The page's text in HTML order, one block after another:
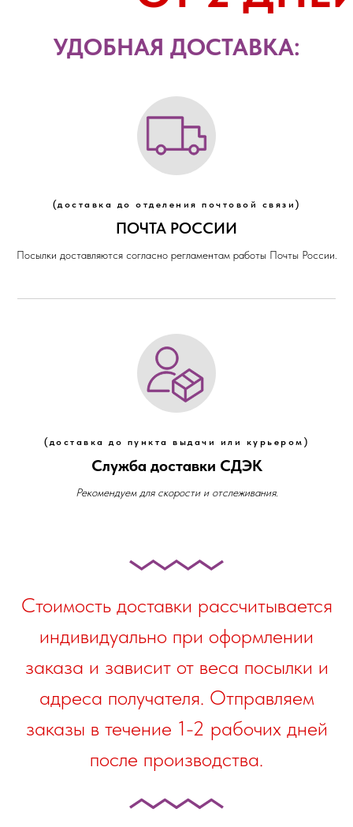
УДОБНАЯ ДОСТАВКА:
(доставка до отделения почтовой связи)
ПОЧТА РОССИИ
Посылки доставляются согласно регламентам работы Почты России.
(доставка до пункта выдачи или курьером)
Служба доставки СДЭК
Рекомендуем для скорости и отслеживания.
Стоимость доставки рассчитывается
индивидуально при оформлении
заказа и зависит от веса посылки и
адреса получателя. Отправляем
заказы в течение 1-2 рабочих дней
после производства.